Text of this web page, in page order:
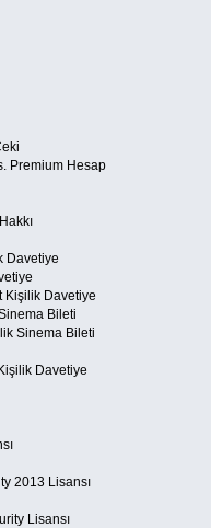
Premium Hesap
Davetiye
Kişilik Davetiye
Bileti
Sinema Bileti
Davetiye
2013 Lisansı
Lisansı